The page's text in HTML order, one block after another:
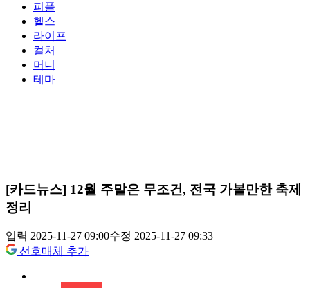
피플
헬스
라이프
컬처
머니
테마
[카드뉴스] 12월 주말은 무조건, 전국 가볼만한 축제
정리
입력 2025-11-27 09:00수정 2025-11-27 09:33
선호매체 추가